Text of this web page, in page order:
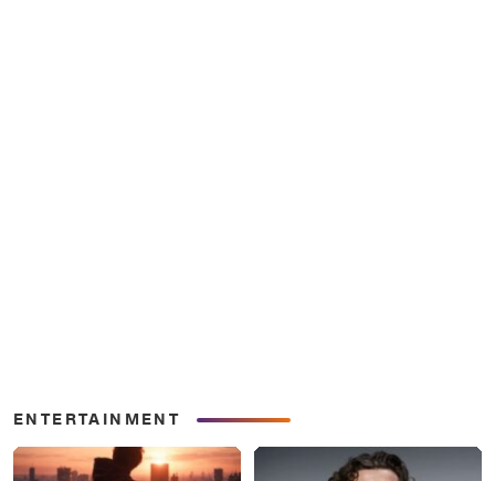
ENTERTAINMENT